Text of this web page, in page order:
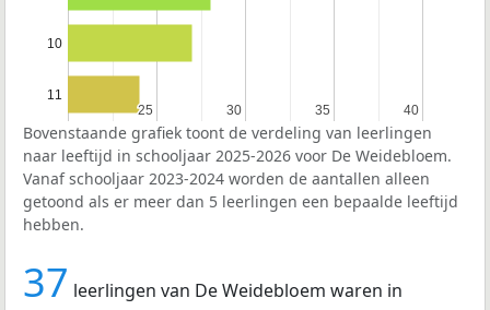
25
25 30
30 35
35 40
40
10
11
Bovenstaande grafiek toont de verdeling van leerlingen
naar leeftijd in schooljaar 2025-2026 voor De Weidebloem.
Vanaf schooljaar 2023-2024 worden de aantallen alleen
getoond als er meer dan 5 leerlingen een bepaalde leeftijd
hebben.
37 leerlingen van De Weidebloem waren in